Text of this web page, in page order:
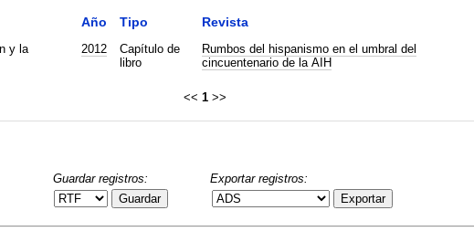
Año Tipo Revista
y la
2012
Capítulo de
libro
Rumbos del hispanismo en el umbral del
cincuentenario de la AIH
<< 1 >>
Guardar registros:
Guardar
Exportar registros:
Exportar